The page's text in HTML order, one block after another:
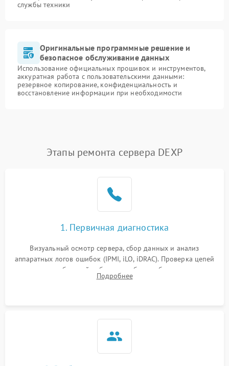
службы техники
Оригинальные программные решение и
безопасное обслуживание данных
Использование официальных прошивок и инструментов,
аккуратная работа с пользовательскими данными:
резервное копирование, конфиденциальность и
восстановление информации при необходимости
Этапы ремонта сервера DEXP
1. Первичная диагностика
Визуальный осмотр сервера, сбор данных и анализ
аппаратных логов ошибок (IPMI, iLO, iDRAC). Проверка цепей
питания и базовой работоспособности без вскрытия
корпуса для быстрой локализации сбоя.
Подробнее